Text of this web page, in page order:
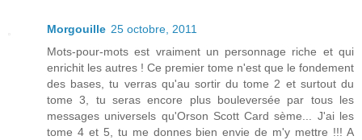
Morgouille 25 octobre, 2011
Mots-pour-mots est vraiment un personnage riche et qui
enrichit les autres ! Ce premier tome n'est que le fondement
des bases, tu verras qu'au sortir du tome 2 et surtout du
tome 3, tu seras encore plus bouleversée par tous les
messages universels qu'Orson Scott Card sème... J'ai les
tome 4 et 5, tu me donnes bien envie de m'y mettre !!! A